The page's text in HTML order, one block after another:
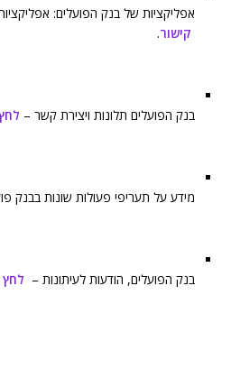
אפליקציות של בנק הפועלים: אפליקציות
קישור.
בנק הפועלים תלונות ויצירת קשר –
מידע על תעריפי פעולות שונות בבנק
בנק הפועלים, הודעות לעיתונות –